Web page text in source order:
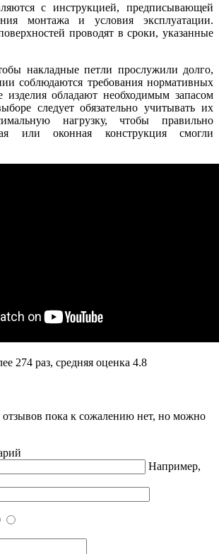
с инструкцией, предписывающей
монтажа и условия эксплуатации.
проводят в сроки, указанные
накладные петли прослужили долго,
соблюдаются требования нормативных
изделия обладают необходимым запасом
следует обязательно учитывать их
нагрузку, чтобы правильно
или оконная конструкция смогли
274 раз, средняя оценка 4.8
пока к сожалению нет, но можно
Например,